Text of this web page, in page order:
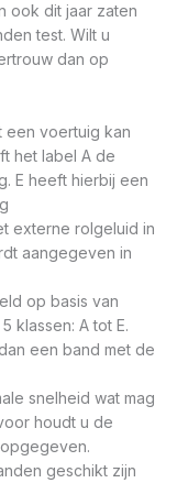
ook dit jaar zaten
test. Wilt u
dan op
een voertuig kan
het label A de
E heeft hierbij een
externe rolgeluid in
aangegeven in
op basis van
klassen: A tot E.
een band met de
snelheid wat mag
houdt u de
geschikt zijn